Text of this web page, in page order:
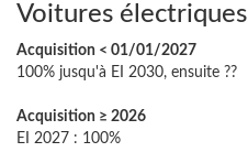
Voitures électriques
Acquisition < 01/01/2027
100% jusqu'à EI 2030, ensuite ??
Acquisition ≥ 2026
EI 2027 : 100%